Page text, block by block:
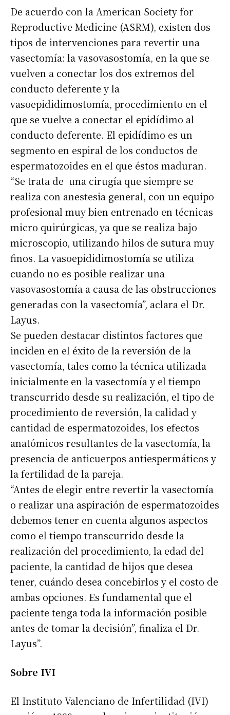
De acuerdo con la American Society for
Reproductive Medicine (ASRM), existen dos
tipos de intervenciones para revertir una
vasectomía: la vasovasostomía, en la que se
vuelven a conectar los dos extremos del
conducto deferente y la
vasoepididimostomía, procedimiento en el
que se vuelve a conectar el epidídimo al
conducto deferente. El epidídimo es un
segmento en espiral de los conductos de
espermatozoides en el que éstos maduran.
“Se trata de una cirugía que siempre se
realiza con anestesia general, con un equipo
profesional muy bien entrenado en técnicas
micro quirúrgicas, ya que se realiza bajo
microscopio, utilizando hilos de sutura muy
finos. La vasoepididimostomía se utiliza
cuando no es posible realizar una
vasovasostomía a causa de las obstrucciones
generadas con la vasectomía”, aclara el Dr.
Layus.
Se pueden destacar distintos factores que
inciden en el éxito de la reversión de la
vasectomía, tales como la técnica utilizada
inicialmente en la vasectomía y el tiempo
transcurrido desde su realización, el tipo de
procedimiento de reversión, la calidad y
cantidad de espermatozoides, los efectos
anatómicos resultantes de la vasectomía, la
presencia de anticuerpos antiespermáticos y
la fertilidad de la pareja.
“Antes de elegir entre revertir la vasectomía
o realizar una aspiración de espermatozoides
debemos tener en cuenta algunos aspectos
como el tiempo transcurrido desde la
realización del procedimiento, la edad del
paciente, la cantidad de hijos que desea
tener, cuándo desea concebirlos y el costo de
ambas opciones. Es fundamental que el
paciente tenga toda la información posible
antes de tomar la decisión”, finaliza el Dr.
Layus”.
Sobre IVI
El Instituto Valenciano de Infertilidad (IVI)